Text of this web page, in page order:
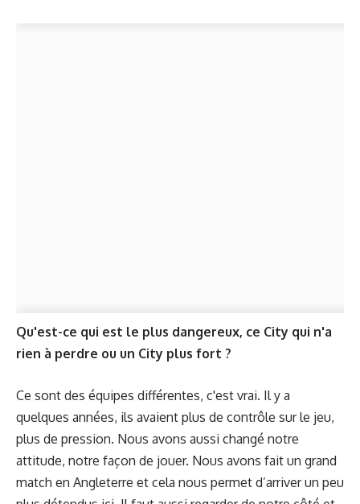
Qu'est-ce qui est le plus dangereux, ce City qui n'a
rien à perdre ou un City plus fort ?
Ce sont des équipes différentes, c'est vrai. Il y a
quelques années, ils avaient plus de contrôle sur le jeu,
plus de pression. Nous avons aussi changé notre
attitude, notre façon de jouer. Nous avons fait un grand
match en Angleterre et cela nous permet d’arriver un peu